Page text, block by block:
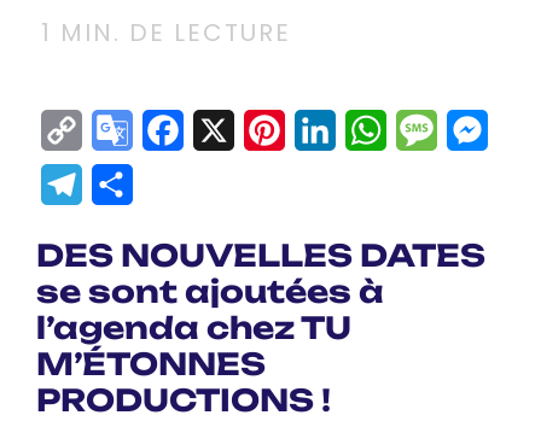
1 MIN. DE LECTURE
Copy
Link
GoogleFacebook
X Pinterest
LinkedInWhatsApp
Telegram
DES NOUVELLES DATES
se sont ajoutées à
l’agenda chez TU
M’ÉTONNES
PRODUCTIONS !